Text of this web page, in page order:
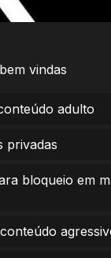
vindas
adulto
privadas
bloqueio em